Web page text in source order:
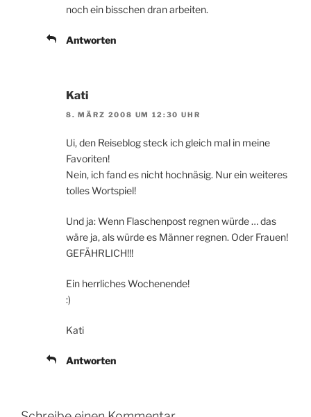
noch ein bisschen dran arbeiten.
Antworten
Kati
8. MÄRZ 2008 UM 12:30 UHR
Ui, den Reiseblog steck ich gleich mal in meine
Favoriten!
Nein, ich fand es nicht hochnäsig. Nur ein weiteres
tolles Wortspiel!
Und ja: Wenn Flaschenpost regnen würde … das
wäre ja, als würde es Männer regnen. Oder Frauen!
GEFÄHRLICH!!!
Ein herrliches Wochenende!
:)
Kati
Antworten